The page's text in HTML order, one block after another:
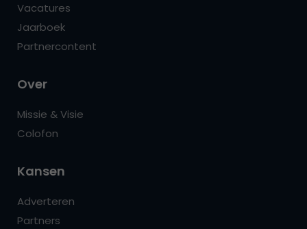
Vacatures
Jaarboek
Partnercontent
Over
Missie & Visie
Colofon
Kansen
Adverteren
Partners